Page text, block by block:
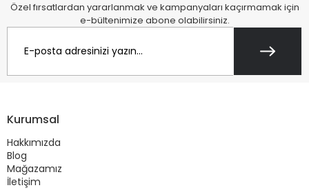
Özel fırsatlardan yararlanmak ve kampanyaları kaçırmamak için
e-bültenimize abone olabilirsiniz.
Kurumsal
Hakkımızda
Blog
Mağazamız
İletişim